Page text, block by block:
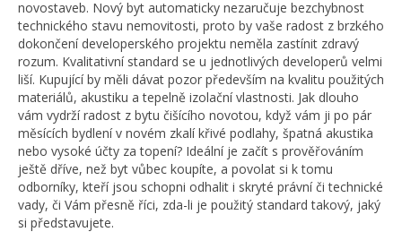
novostaveb. Nový byt automaticky nezaručuje bezchybnost
technického stavu nemovitosti, proto by vaše radost z brzkého
dokončení developerského projektu neměla zastínit zdravý
rozum. Kvalitativní standard se u jednotlivých developerů velmi
liší. Kupující by měli dávat pozor především na kvalitu použitých
materiálů, akustiku a tepelně izolační vlastnosti. Jak dlouho
vám vydrží radost z bytu čišícího novotou, když vám ji po pár
měsících bydlení v novém zkalí křivé podlahy, špatná akustika
nebo vysoké účty za topení? Ideální je začít s prověřováním
ještě dříve, než byt vůbec koupíte, a povolat si k tomu
odborníky, kteří jsou schopni odhalit i skryté právní či technické
vady, či Vám přesně říci, zda-li je použitý standard takový, jaký
si představujete.